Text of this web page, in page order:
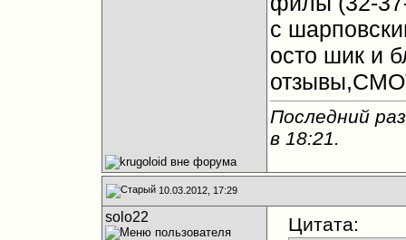
с
осто шик и
Последний
в 18:21.
10.03.2012, 17:29
solo22 Цитата: